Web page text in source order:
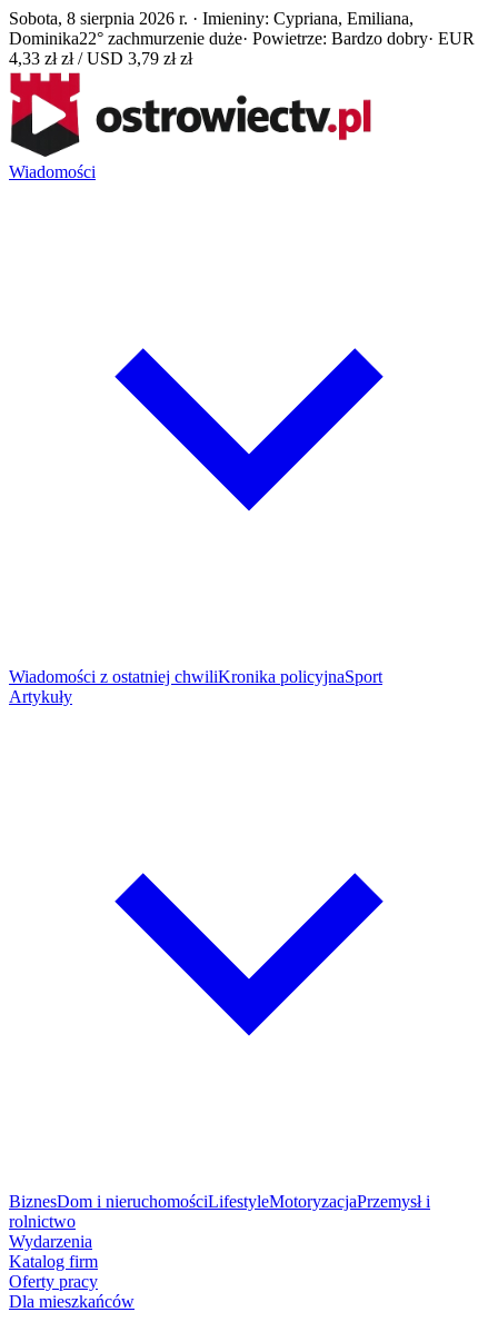
Sobota, 8 sierpnia 2026 r. · Imieniny: Cypriana, Emiliana,
Dominika22° zachmurzenie duże· Powietrze: Bardzo dobry· EUR
4,33 zł zł / USD 3,79 zł zł
Wiadomości
Wiadomości z ostatniej chwiliKronika policyjnaSport
Artykuły
BiznesDom i nieruchomościLifestyleMotoryzacjaPrzemysł i
rolnictwo
Wydarzenia
Katalog firm
Oferty pracy
Dla mieszkańców